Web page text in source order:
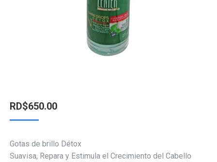
RD$650.00
Gotas de brillo Détox
Suavisa, Repara y Estimula el Crecimiento del Cabello